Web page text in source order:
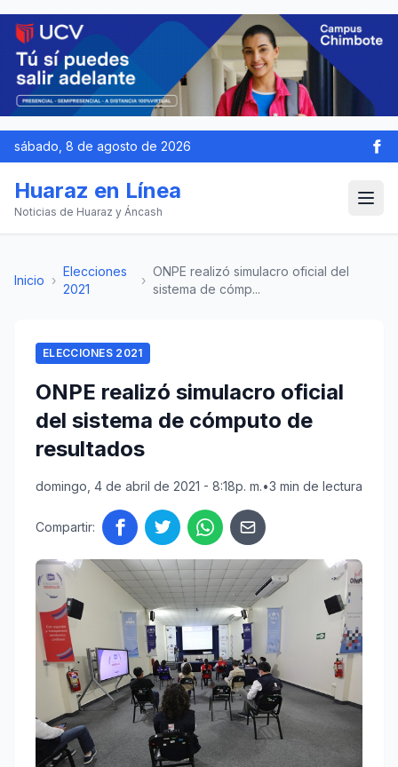
sábado, 8 de agosto de 2026
Huaraz en Línea
Noticias de Huaraz y Áncash
Inicio ›
Elecciones
2021
›
ONPE realizó simulacro oficial del
sistema de cómp...
ELECCIONES 2021
ONPE realizó simulacro oficial
del sistema de cómputo de
resultados
domingo, 4 de abril de 2021 - 8:18p. m.•3 min de lectura
Compartir: